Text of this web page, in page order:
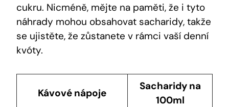
cukru. Nicméně, mějte na paměti, že i tyto
náhrady mohou obsahovat sacharidy, takže
se ujistěte, že zůstanete v rámci vaší denní
kvóty.
Kávové nápoje
Sacharidy na
100ml